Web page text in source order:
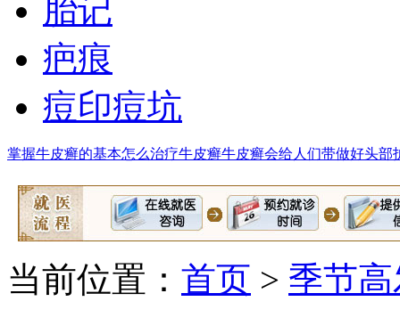
胎记
疤痕
痘印痘坑
掌握牛皮癣的基本怎么治疗牛皮癣牛皮癣会给人们带做好头部
当前位置： 首页 > 季节